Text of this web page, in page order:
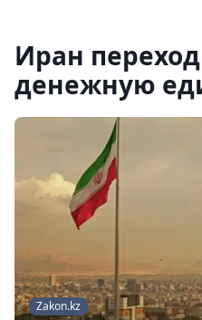
Иран
денежную
Zakon.kz